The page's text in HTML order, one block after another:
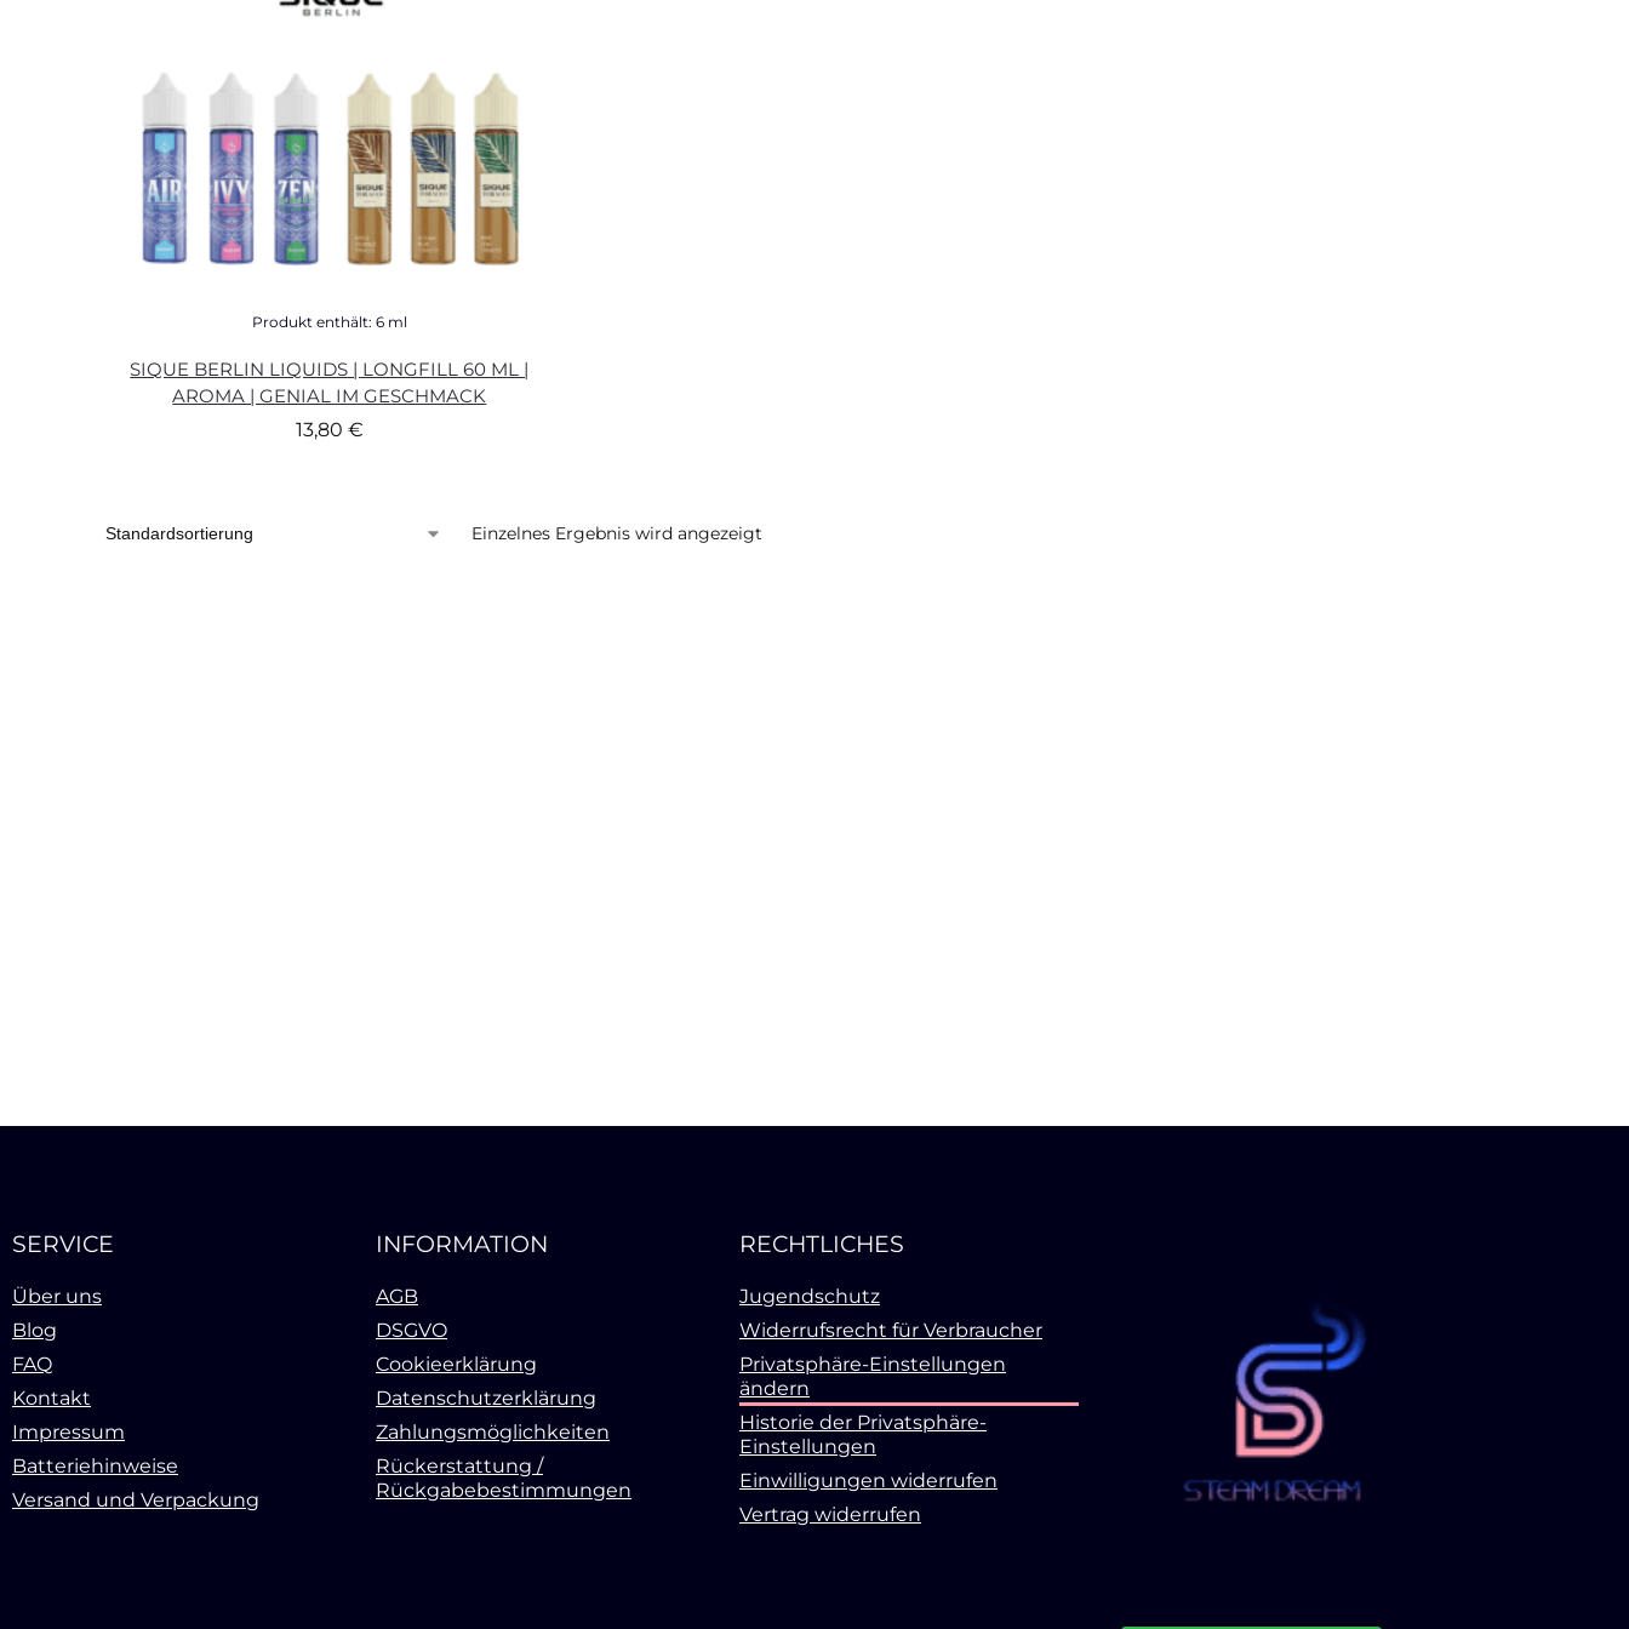
Produkt enthält: 6 ml
SIQUE BERLIN LIQUIDS | LONGFILL 60 ML |
AROMA | GENIAL IM GESCHMACK
13,80 €
Einzelnes Ergebnis wird angezeigt
SERVICE
Über uns
Blog
FAQ
Kontakt
Impressum
Batteriehinweise
Versand und Verpackung
INFORMATION
AGB
DSGVO
Cookieerklärung
Datenschutzerklärung
Zahlungsmöglichkeiten
Rückerstattung /
Rückgabebestimmungen
RECHTLICHES
Jugendschutz
Widerrufsrecht für Verbraucher
Privatsphäre-Einstellungen
ändern
Historie der Privatsphäre-
Einstellungen
Einwilligungen widerrufen
Vertrag widerrufen